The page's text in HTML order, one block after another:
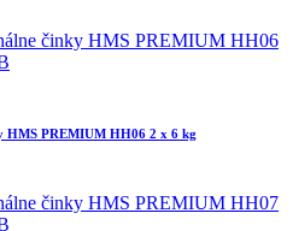
HMS PREMIUM HH06 2 x 6 kg